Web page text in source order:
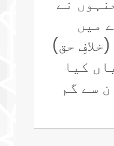
میں
حق)
کیا
سے گم